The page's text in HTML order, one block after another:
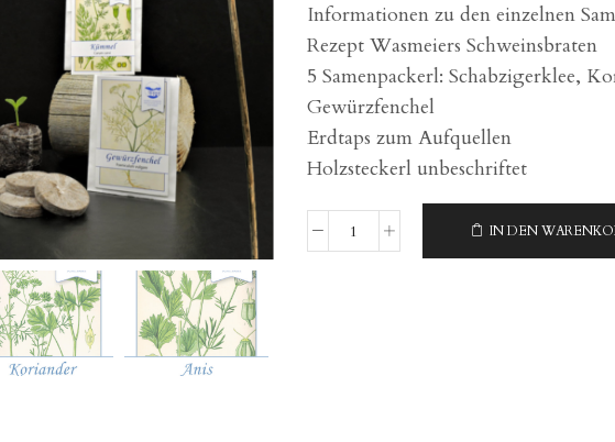
Informationen zu den einzelnen
Rezept Wasmeiers Schweinsbraten
5 Samenpackerl: Schabzigerklee,
Gewürzfenchel
Erdtaps zum Aufquellen
Holzsteckerl unbeschriftet
Anzucht
IN DEN